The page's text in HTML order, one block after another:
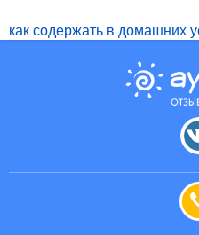
как содержать в домашних